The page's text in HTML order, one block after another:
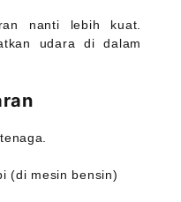
nanti lebih kuat.
udara di dalam
(di mesin bensin)